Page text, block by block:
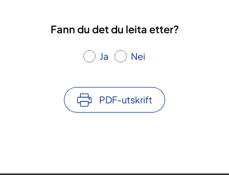
Fann du det du leita etter?
Ja Nei
PDF-utskrift